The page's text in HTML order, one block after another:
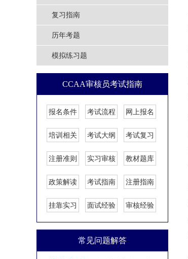
复习指南
历年考题
模拟练习题
CCAA审核员考试指南
报名条件 考试流程 网上报名
培训相关 考试大纲 考试复习
注册准则 实习审核 教材题库
政策解读 考试指南 注册指南
挂靠实习 面试经验 审核经验
常见问题解答